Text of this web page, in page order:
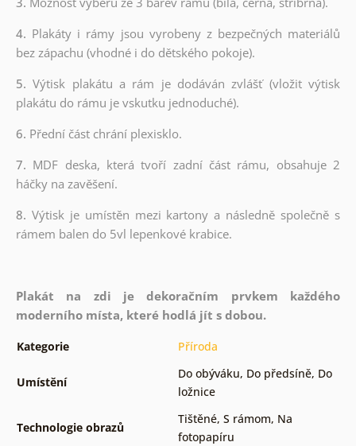
4. Plakáty i rámy jsou vyrobeny z bezpečných materiálů
bez zápachu (vhodné i do dětského pokoje).
5.Výtisk plakátu a rám je dodáván zvlášť (vložit výtisk
plakátu do rámu je vskutku jednoduché).
6. Přední část chrání plexisklo.
7. MDF deska, která tvoří zadní část rámu, obsahuje 2
háčky na zavěšení.
8. Výtisk je umístěn mezi kartony a následně společně s
rámem balen do 5vl lepenkové krabice.
Plakát na zdi je dekoračním prvkem každého
moderního místa, které hodlá jít s dobou.
Kategorie Příroda
Umístění
Do obýváku, Do předsíně, Do
ložnice
Technologie obrazů
Tištěné, S rámom, Na
fotopapíru